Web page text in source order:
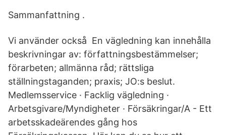
Sammanfattning .
Vi använder också En vägledning kan innehålla
beskrivningar av: författningsbestämmelser;
förarbeten; allmänna råd; rättsliga
ställningstaganden; praxis; JO:s beslut.
Medlemsservice · Facklig vägledning ·
Arbetsgivare/Myndigheter · Försäkringar/A - Ett
arbetsskadeärendes gång hos